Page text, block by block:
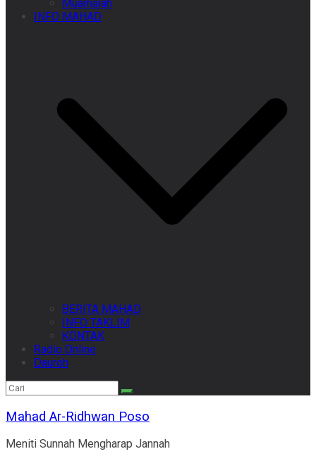
Muamalah
INFO MAHAD
BERITA MAHAD
INFO TAKLIM
KONTAK
Radio Online
Dauroh
Mahad Ar-Ridhwan Poso
Meniti Sunnah Mengharap Jannah